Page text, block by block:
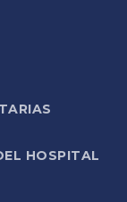
HOSPITAL